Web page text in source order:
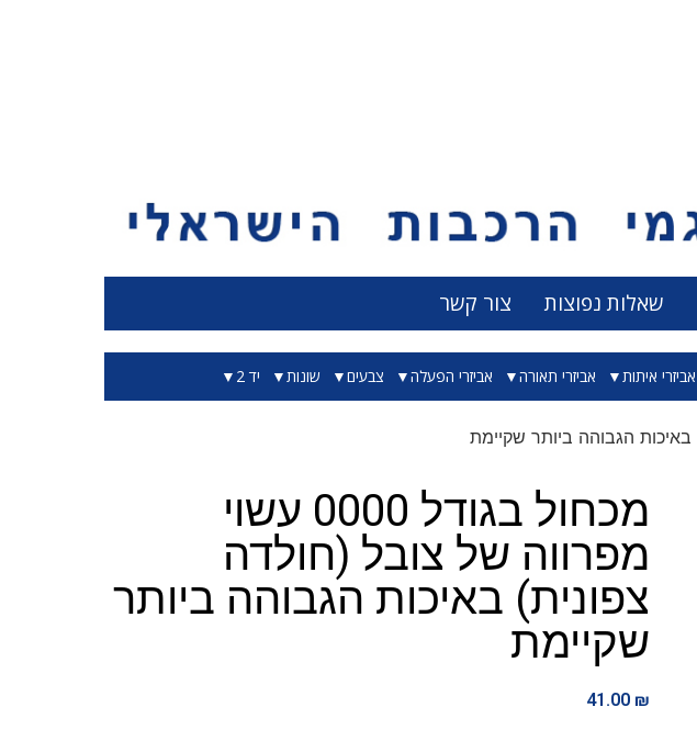
שאלות נפוצות צור קשר
אביזרי איתות אביזרי תאורה אביזרי הפעלה צבעים שונות יד 2
מכחול בגודל 0000 עשוי
מפרווה של צובל (חולדה
צפונית) באיכות הגבוהה ביותר
שקיימת
41.00 ₪